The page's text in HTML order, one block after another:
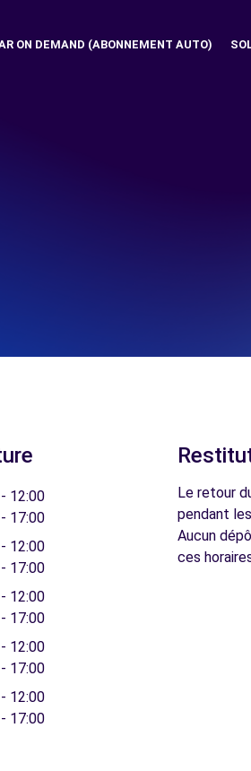
ON DEMAND (ABONNEMENT AUTO)
12:00
17:00
12:00
17:00
12:00
17:00
12:00
17:00
12:00
17:00
Le retour
pendant
Aucun
ces